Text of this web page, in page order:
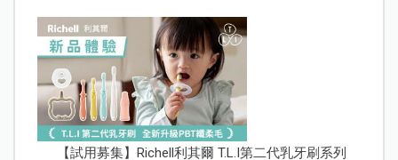
【試用募集】Richell利其爾 T.L.I第二代乳牙刷系列